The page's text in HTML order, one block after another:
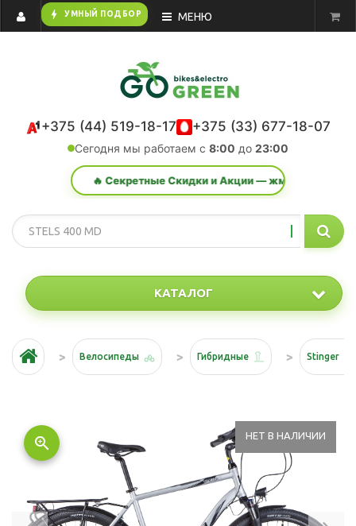
bolt УМНЫЙ ПОДБОР МЕНЮ
+375 (44) 519-18-17 +375 (33) 677-18-07
Сегодня мы работаем с 8:00 до 23:00
🔥 Секретные Скидки и Акции — жми сюда!
КАТАЛОГ
Велосипеды Гибридные Stinger
НЕТ В НАЛИЧИИ
Previous
zoom_in